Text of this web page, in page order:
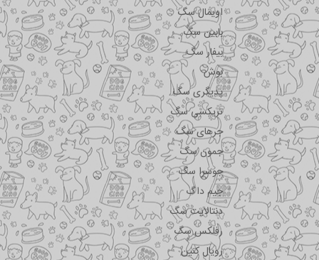
اویمال سگ
بابین سگ
بیفار سگ
بوش
پدیگری سگ
تریکسی سگ
جرهای سگ
جمون سگ
جوسرا سگ
جیم داگ
دنتالایت سگ
رفلکس سگ
رویال کنین